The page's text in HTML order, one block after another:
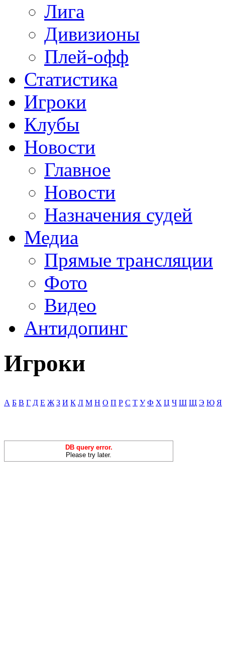
Лига
Дивизионы
Плей-офф
Статистика
Игроки
Клубы
Новости
Главное
Новости
Назначения судей
Медиа
Прямые трансляции
Фото
Видео
Антидопинг
Игроки
А Б В Г Д Е Ж З И К Л М Н О П Р С Т У Ф Х Ц Ч Ш Щ Э Ю Я
DB query error.
Please try later.